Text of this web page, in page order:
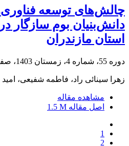
چالش‌های توسعه
دانش‌بنیان بوم
استان مازندران
دوره 55، شماره 4، زمستان 1403، صفحه
زهرا سینائی راد، فاطمه شفیعی،
مشاهده مقاله
اصل مقاله 1.5 M
1
2